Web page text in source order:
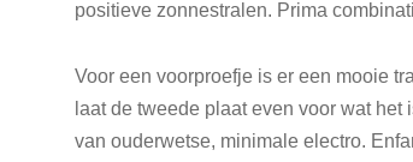
positieve zonnestralen. Prima
Voor een voorproefje is er een mooie
laat de tweede plaat even voor wat
van ouderwetse, minimale electro.